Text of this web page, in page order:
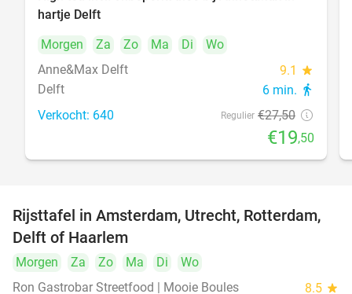
hartje Delft
Morgen
Za Zo Ma Di
Wo
Anne&Max Delft
9.1 star
Delft 6 min. directions_walk
Verkocht: 640 Regulier €27,50
€19,50
19%
Rijsttafel in Amsterdam, Utrecht, Rotterdam,
Delft of Haarlem
Morgen Za Zo Ma Di
Wo
Ron Gastrobar Streetfood | Mooie Boules
8.5 star